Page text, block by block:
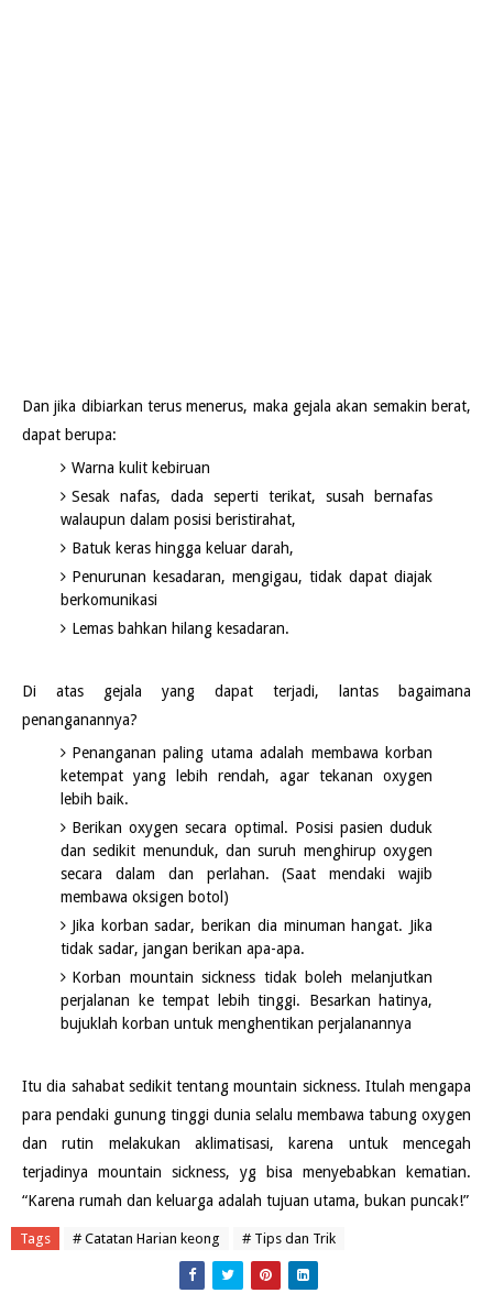
Dan jika dibiarkan terus menerus, maka gejala akan semakin berat,
dapat berupa:
Warna kulit kebiruan
Sesak nafas, dada seperti terikat, susah bernafas
walaupun dalam posisi beristirahat,
Batuk keras hingga keluar darah,
Penurunan kesadaran, mengigau, tidak dapat diajak
berkomunikasi
Lemas bahkan hilang kesadaran.
Di atas gejala yang dapat terjadi, lantas bagaimana
penanganannya?
Penanganan paling utama adalah membawa korban
ketempat yang lebih rendah, agar tekanan oxygen
lebih baik.
Berikan oxygen secara optimal. Posisi pasien duduk
dan sedikit menunduk, dan suruh menghirup oxygen
secara dalam dan perlahan. (Saat mendaki wajib
membawa oksigen botol)
Jika korban sadar, berikan dia minuman hangat. Jika
tidak sadar, jangan berikan apa-apa.
Korban mountain sickness tidak boleh melanjutkan
perjalanan ke tempat lebih tinggi. Besarkan hatinya,
bujuklah korban untuk menghentikan perjalanannya
Itu dia sahabat sedikit tentang mountain sickness. Itulah mengapa
para pendaki gunung tinggi dunia selalu membawa tabung oxygen
dan rutin melakukan aklimatisasi, karena untuk mencegah
terjadinya mountain sickness, yg bisa menyebabkan kematian.
“Karena rumah dan keluarga adalah tujuan utama, bukan puncak!”
Tags # Catatan Harian keong # Tips dan Trik